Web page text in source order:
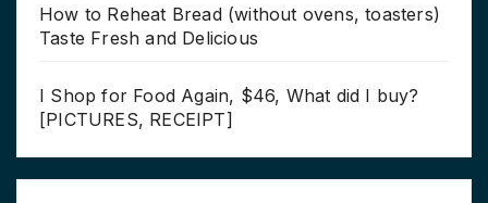
How to Reheat Bread (without ovens, toasters)
Taste Fresh and Delicious
I Shop for Food Again, $46, What did I buy?
[PICTURES, RECEIPT]